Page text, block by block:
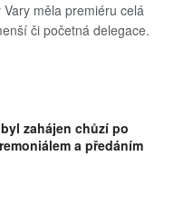
měla premiéru celá
či početná delegace.
zahájen chůzí po
a předáním